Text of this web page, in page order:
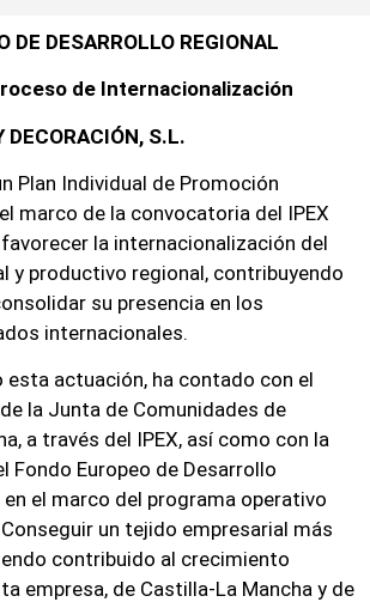
DE DESARROLLO REGIONAL
de Internacionalización
DECORACIÓN, S.L.
Plan Individual de Promoción
marco de la convocatoria del IPEX
la internacionalización del
y productivo regional, contribuyendo
su presencia en los
internacionales.
esta actuación, ha contado con el
la Junta de Comunidades de
a través del IPEX, así como con la
Fondo Europeo de Desarrollo
en el marco del programa operativo
un tejido empresarial más
contribuido al crecimiento
empresa, de Castilla-La Mancha y de